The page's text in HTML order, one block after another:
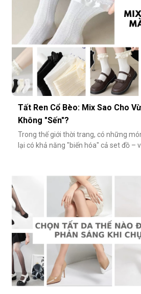
Tất Ren Cổ Bèo: Mix Sao Cho
Không "Sến"?
Trong thế giới thời trang, có những
lại có khả năng "biến hóa" cả set đồ –
mác "sến súa" nếu không phối đúng